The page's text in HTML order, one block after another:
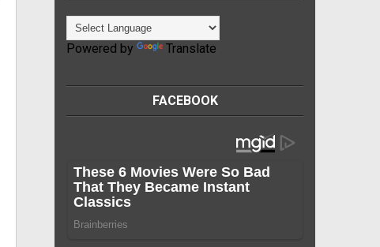
Powered by Translate
FACEBOOK